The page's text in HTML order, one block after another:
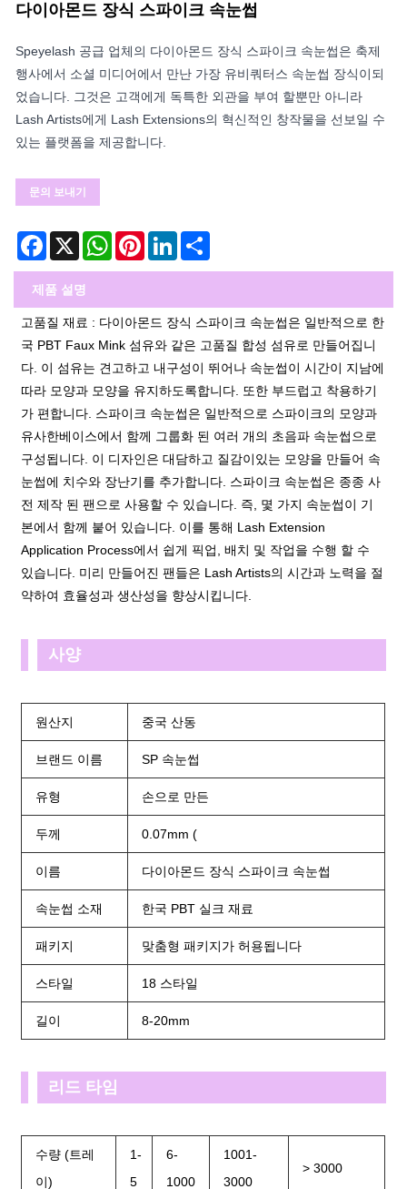
다이아몬드 장식 스파이크 속눈썹
Speyelash 공급 업체의 다이아몬드 장식 스파이크 속눈썹은 축제
행사에서 소셜 미디어에서 만난 가장 유비쿼터스 속눈썹 장식이되
었습니다. 그것은 고객에게 독특한 외관을 부여 할뿐만 아니라
Lash Artists에게 Lash Extensions의 혁신적인 창작물을 선보일 수
있는 플랫폼을 제공합니다.
문의 보내기
Facebook
X WhatsAppPinterestLinkedIn
제품 설명
고품질 재료 : 다이아몬드 장식 스파이크 속눈썹은 일반적으로 한
국 PBT Faux Mink 섬유와 같은 고품질 합성 섬유로 만들어집니
다. 이 섬유는 견고하고 내구성이 뛰어나 속눈썹이 시간이 지남에
따라 모양과 모양을 유지하도록합니다. 또한 부드럽고 착용하기
가 편합니다. 스파이크 속눈썹은 일반적으로 스파이크의 모양과
유사한베이스에서 함께 그룹화 된 여러 개의 초음파 속눈썹으로
구성됩니다. 이 디자인은 대담하고 질감이있는 모양을 만들어 속
눈썹에 치수와 장난기를 추가합니다. 스파이크 속눈썹은 종종 사
전 제작 된 팬으로 사용할 수 있습니다. 즉, 몇 가지 속눈썹이 기
본에서 함께 붙어 있습니다. 이를 통해 Lash Extension
Application Process에서 쉽게 픽업, 배치 및 작업을 수행 할 수
있습니다. 미리 만들어진 팬들은 Lash Artists의 시간과 노력을 절
약하여 효율성과 생산성을 향상시킵니다.
사양
원산지 중국 산동
브랜드 이름 SP 속눈썹
유형 손으로 만든
두께 0.07mm (
이름 다이아몬드 장식 스파이크 속눈썹
속눈썹 소재 한국 PBT 실크 재료
패키지 맞춤형 패키지가 허용됩니다
스타일 18 스타일
길이 8-20mm
리드 타임
수량 (트레
이)
1-
5
6-
1000
1001-
3000
> 3000